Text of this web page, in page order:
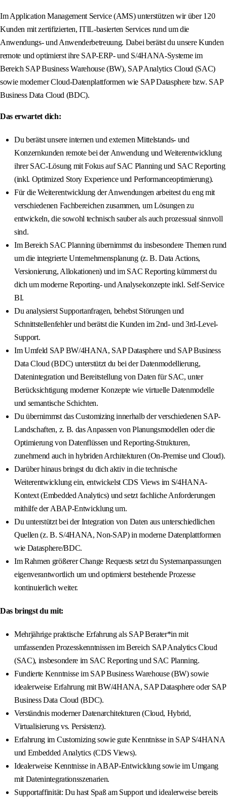
Im Application Management Service (AMS) unterstützen wir über 120
Kunden mit zertifizierten, ITIL-basierten Services rund um die
Anwendungs- und Anwenderbetreuung. Dabei berätst du unsere Kunden
remote und optimierst ihre SAP-ERP- und S/4HANA-Systeme im
Bereich SAP Business Warehouse (BW), SAP Analytics Cloud (SAC)
sowie moderner Cloud-Datenplattformen wie SAP Datasphere bzw. SAP
Business Data Cloud (BDC).
Das erwartet dich:
Du berätst unsere internen und externen Mittelstands- und
Konzernkunden remote bei der Anwendung und Weiterentwicklung
ihrer SAC-Lösung mit Fokus auf SAC Planning und SAC Reporting
(inkl. Optimized Story Experience und Performanceoptimierung).
Für die Weiterentwicklung der Anwendungen arbeitest du eng mit
verschiedenen Fachbereichen zusammen, um Lösungen zu
entwickeln, die sowohl technisch sauber als auch prozessual sinnvoll
sind.
Im Bereich SAC Planning übernimmst du insbesondere Themen rund
um die integrierte Unternehmensplanung (z. B. Data Actions,
Versionierung, Allokationen) und im SAC Reporting kümmerst du
dich um moderne Reporting- und Analysekonzepte inkl. Self-Service
BI.
Du analysierst Supportanfragen, behebst Störungen und
Schnittstellenfehler und berätst die Kunden im 2nd- und 3rd-Level-
Support.
Im Umfeld SAP BW/4HANA, SAP Datasphere und SAP Business
Data Cloud (BDC) unterstützt du bei der Datenmodellierung,
Datenintegration und Bereitstellung von Daten für SAC, unter
Berücksichtigung moderner Konzepte wie virtuelle Datenmodelle
und semantische Schichten.
Du übernimmst das Customizing innerhalb der verschiedenen SAP-
Landschaften, z. B. das Anpassen von Planungsmodellen oder die
Optimierung von Datenflüssen und Reporting-Strukturen,
zunehmend auch in hybriden Architekturen (On-Premise und Cloud).
Darüber hinaus bringst du dich aktiv in die technische
Weiterentwicklung ein, entwickelst CDS Views im S/4HANA-
Kontext (Embedded Analytics) und setzt fachliche Anforderungen
mithilfe der ABAP-Entwicklung um.
Du unterstützt bei der Integration von Daten aus unterschiedlichen
Quellen (z. B. S/4HANA, Non-SAP) in moderne Datenplattformen
wie Datasphere/BDC.
Im Rahmen größerer Change Requests setzt du Systemanpassungen
eigenverantwortlich um und optimierst bestehende Prozesse
kontinuierlich weiter.
Das bringst du mit:
Mehrjährige praktische Erfahrung als SAP Berater*in mit
umfassenden Prozesskenntnissen im Bereich SAP Analytics Cloud
(SAC), insbesondere im SAC Reporting und SAC Planning.
Fundierte Kenntnisse im SAP Business Warehouse (BW) sowie
idealerweise Erfahrung mit BW/4HANA, SAP Datasphere oder SAP
Business Data Cloud (BDC).
Verständnis moderner Datenarchitekturen (Cloud, Hybrid,
Virtualisierung vs. Persistenz).
Erfahrung im Customizing sowie gute Kenntnisse in SAP S/4HANA
und Embedded Analytics (CDS Views).
Idealerweise Kenntnisse in ABAP-Entwicklung sowie im Umgang
mit Datenintegrationsszenarien.
Supportaffinität: Du hast Spaß am Support und idealerweise bereits